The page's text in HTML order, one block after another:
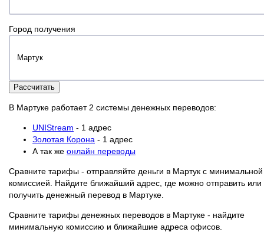
Город получения
Рассчитать
В Мартуке работает 2 системы денежных переводов:
UNIStream - 1 адрес
Золотая Корона - 1 адрес
А так же онлайн переводы
Сравните тарифы - отправляйте деньги в Мартук с минимальной
комиссией. Найдите ближайший адрес, где можно отправить или
получить денежный перевод в Мартуке.
Сравните тарифы денежных переводов в Мартуке - найдите
минимальную комиссию и ближайшие адреса офисов.